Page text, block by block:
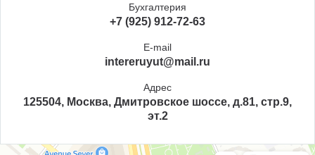
Бухгалтерия
+7 (925) 912-72-63
E-mail
intereruyut@mail.ru
Адрес
125504, Москва, Дмитровское шоссе, д.81, стр.9,
эт.2